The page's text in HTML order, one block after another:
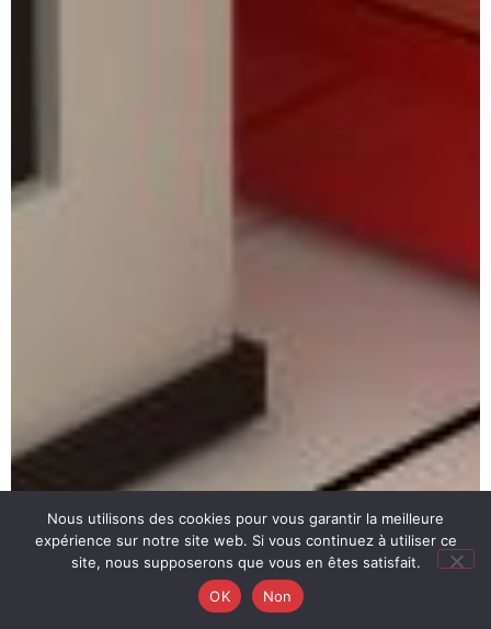
Nous utilisons des cookies pour vous garantir la meilleure
expérience sur notre site web. Si vous continuez à utiliser ce
site, nous supposerons que vous en êtes satisfait.
OK
Non